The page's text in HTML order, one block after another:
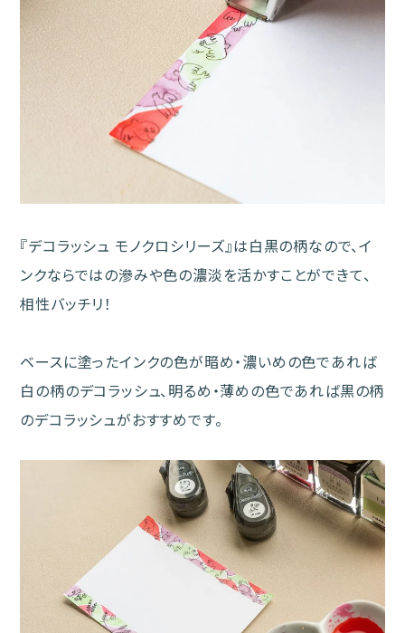
『デコラッシュ モノクロシリーズ』は白黒の柄なので、イ
ンクならではの滲みや色の濃淡を活かすことができて、
相性バッチリ！
ベースに塗ったインクの色が暗め・濃いめの色であれば
白の柄のデコラッシュ、明るめ・薄めの色であれば黒の柄
のデコラッシュがおすすめです。